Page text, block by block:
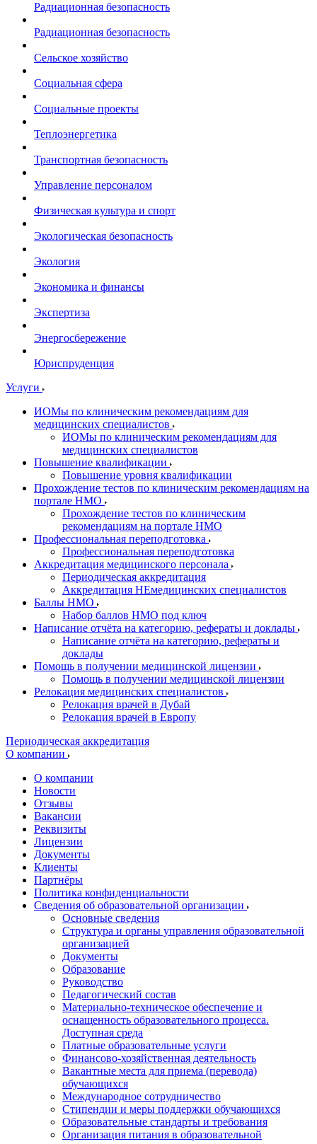
Радиационная безопасность
Радиационная безопасность
Сельское хозяйство
Социальная сфера
Социальные проекты
Теплоэнергетика
Транспортная безопасность
Управление персоналом
Физическая культура и спорт
Экологическая безопасность
Экология
Экономика и финансы
Экспертиза
Энергосбережение
Юриспруденция
Услуги
ИОМы по клиническим рекомендациям для
медицинских специалистов
ИОМы по клиническим рекомендациям для
медицинских специалистов
Повышение квалификации
Повышение уровня квалификации
Прохождение тестов по клиническим рекомендациям на
портале НМО
Прохождение тестов по клиническим
рекомендациям на портале НМО
Профессиональная переподготовка
Профессиональная переподготовка
Аккредитация медицинского персонала
Периодическая аккредитация
Аккредитация НЕмедицинских специалистов
Баллы НМО
Набор баллов НМО под ключ
Написание отчёта на категорию, рефераты и доклады
Написание отчёта на категорию, рефераты и
доклады
Помощь в получении медицинской лицензии
Помощь в получении медицинской лицензии
Релокация медицинских специалистов
Релокация врачей в Дубай
Релокация врачей в Европу
Периодическая аккредитация
О компании
О компании
Новости
Отзывы
Вакансии
Реквизиты
Лицензии
Документы
Клиенты
Партнёры
Политика конфиденциальности
Сведения об образовательной организации
Основные сведения
Структура и органы управления образовательной
организацией
Документы
Образование
Руководство
Педагогический состав
Материально-техническое обеспечение и
оснащенность образовательного процесса.
Доступная среда
Платные образовательные услуги
Финансово-хозяйственная деятельность
Вакантные места для приема (перевода)
обучающихся
Международное сотрудничество
Стипендии и меры поддержки обучающихся
Образовательные стандарты и требования
Организация питания в образовательной